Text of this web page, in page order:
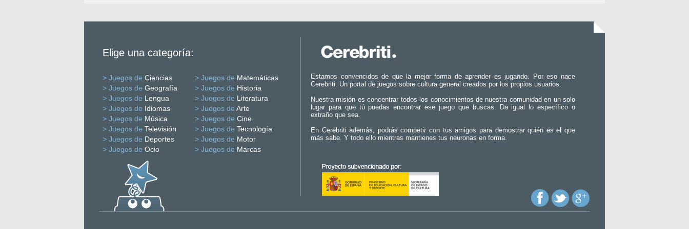
Elige una categoría:
> Juegos de Ciencias > Juegos de Matemáticas
> Juegos de Geografía > Juegos de Historia
> Juegos de Lengua > Juegos de Literatura
> Juegos de Idiomas > Juegos de Arte
> Juegos de Música > Juegos de Cine
> Juegos de Televisión > Juegos de Tecnología
> Juegos de Deportes > Juegos de Motor
> Juegos de Ocio > Juegos de Marcas
Estamos convencidos de que la mejor forma de aprender es jugando. Por eso nace
Cerebriti. Un portal de juegos sobre cultura general creados por los propios usuarios.
Nuestra misión es concentrar todos los conocimientos de nuestra comunidad en un solo
lugar para que tú puedas encontrar ese juego que buscas. Da igual lo específico o
extraño que sea.
En Cerebriti además, podrás competir con tus amigos para demostrar quién es el que
más sabe. Y todo ello mientras mantienes tus neuronas en forma.